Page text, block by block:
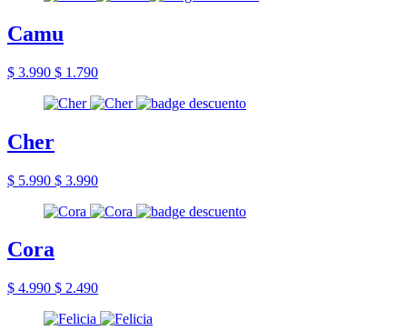
Camu
$ 3.990 $ 1.790
Cher
$ 5.990 $ 3.990
Cora
$ 4.990 $ 2.490